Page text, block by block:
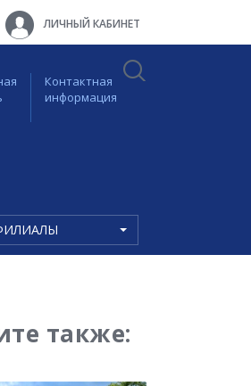
ЛИЧНЫЙ КАБИНЕТ
Контактная
информация
также: